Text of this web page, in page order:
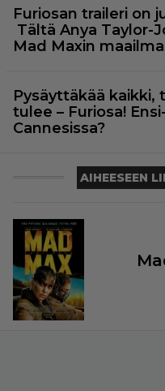
Furiosan traileri on
Tältä Anya Taylor-
Mad Maxin
Pysäyttäkää kaikki,
tulee – Furiosa!
Cannesissa?
AIHEESEEN